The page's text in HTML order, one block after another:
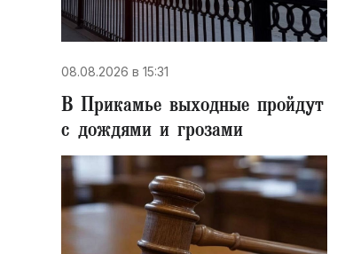
08.08.2026 в 15:31
В Прикамье выходные пройдут
с дождями и грозами